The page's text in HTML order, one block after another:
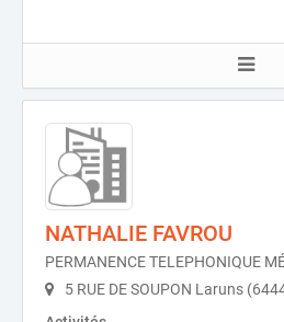
NATHALIE FAVROU
PERMANENCE TELEPHONIQUE
5 RUE DE SOUPON Laruns